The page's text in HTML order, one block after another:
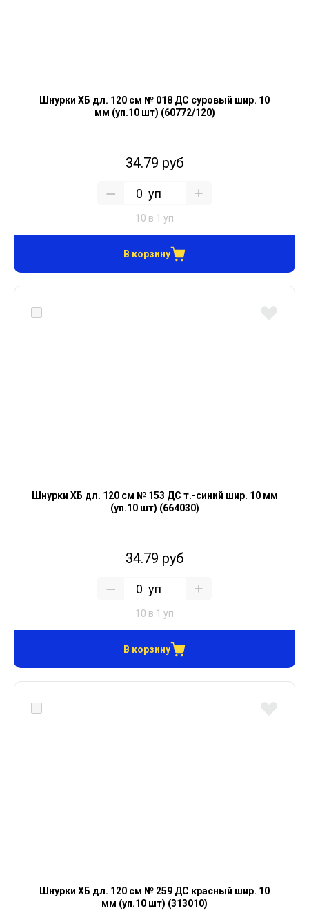
Шнурки ХБ дл. 120 см № 018 ДС суровый шир. 10
мм (уп.10 шт) (60772/120)
34.79 руб
уп
10 в 1 уп
В корзину
Шнурки ХБ дл. 120 см № 153 ДС т.-синий шир. 10 мм
(уп.10 шт) (664030)
34.79 руб
уп
10 в 1 уп
В корзину
Шнурки ХБ дл. 120 см № 259 ДС красный шир. 10
мм (уп.10 шт) (313010)